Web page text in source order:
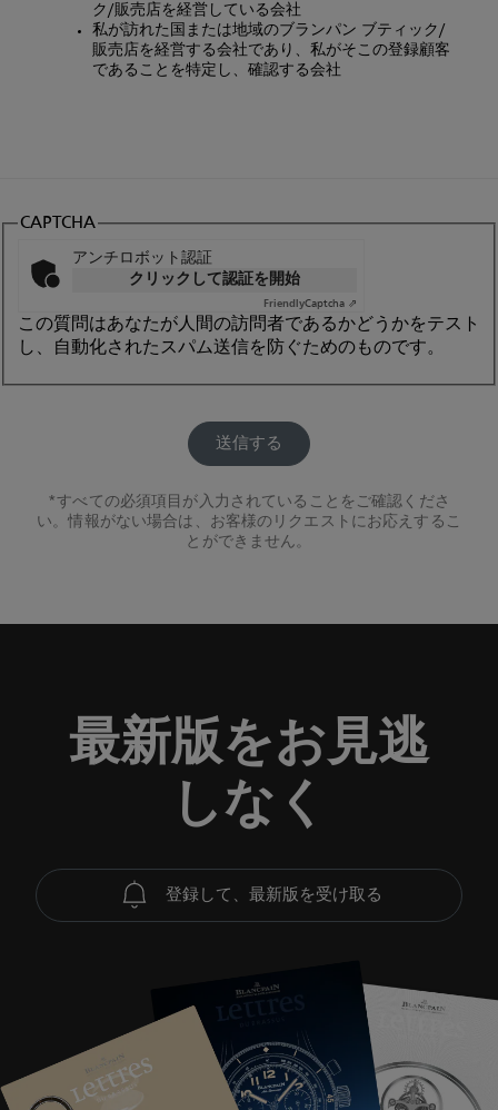
ク/販売店を経営している会社
私が訪れた国または地域のブランパン ブティック/
販売店を経営する会社であり、私がそこの登録顧客
であることを特定し、確認する会社
CAPTCHA
アンチロボット認証
クリックして認証を開始
FriendlyCaptcha ⇗
この質問はあなたが人間の訪問者であるかどうかをテスト
し、自動化されたスパム送信を防ぐためのものです。
すべての必須項目が入力されていることをご確認くださ
い。情報がない場合は、お客様のリクエストにお応えするこ
とができません。
最新版をお見逃
しなく
登録して、最新版を受け取る